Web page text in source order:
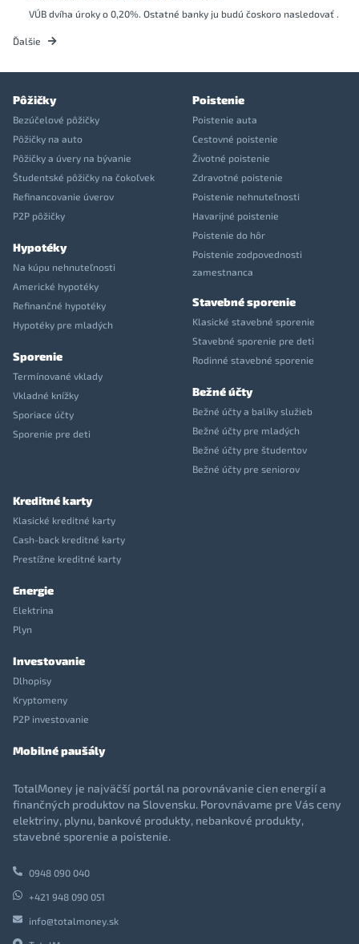
VÚB dvíha úroky o 0,20%. Ostatné banky ju budú čoskoro nasledovať .
Ďalšie
Pôžičky
Bezúčelové pôžičky
Pôžičky na auto
Pôžičky a úvery na bývanie
Študentské pôžičky na čokoľvek
Refinancovanie úverov
P2P pôžičky
Hypotéky
Na kúpu nehnuteľnosti
Americké hypotéky
Refinančné hypotéky
Hypotéky pre mladých
Sporenie
Termínované vklady
Vkladné knížky
Sporiace účty
Sporenie pre deti
Poistenie
Poistenie auta
Cestovné poistenie
Životné poistenie
Zdravotné poistenie
Poistenie nehnuteľnosti
Havarijné poistenie
Poistenie do hôr
Poistenie zodpovednosti
zamestnanca
Stavebné sporenie
Klasické stavebné sporenie
Stavebné sporenie pre deti
Rodinné stavebné sporenie
Bežné účty
Bežné účty a balíky služieb
Bežné účty pre mladých
Bežné účty pre študentov
Bežné účty pre seniorov
Kreditné karty
Klasické kreditné karty
Cash-back kreditné karty
Prestížne kreditné karty
Energie
Elektrina
Plyn
Investovanie
Dlhopisy
Kryptomeny
P2P investovanie
Mobilné paušály
TotalMoney je najväčší portál na porovnávanie cien energií a
finančných produktov na Slovensku. Porovnávame pre Vás ceny
elektriny, plynu, bankové produkty, nebankové produkty,
stavebné sporenie a poistenie.
0948 090 040
+421 948 090 051
info@totalmoney.sk